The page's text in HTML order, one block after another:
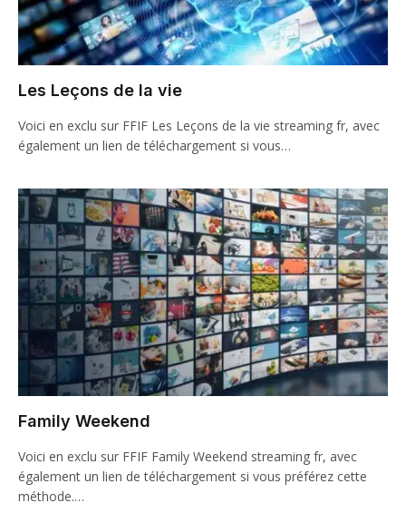
Les Leçons de la vie
Voici en exclu sur FFIF Les Leçons de la vie streaming fr, avec
également un lien de téléchargement si vous…
Family Weekend
Voici en exclu sur FFIF Family Weekend streaming fr, avec
également un lien de téléchargement si vous préférez cette
méthode.…